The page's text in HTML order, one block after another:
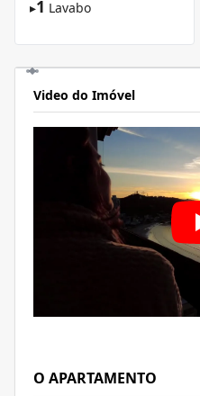
▸1 Lavabo
Video do Imóvel
O APARTAMENTO